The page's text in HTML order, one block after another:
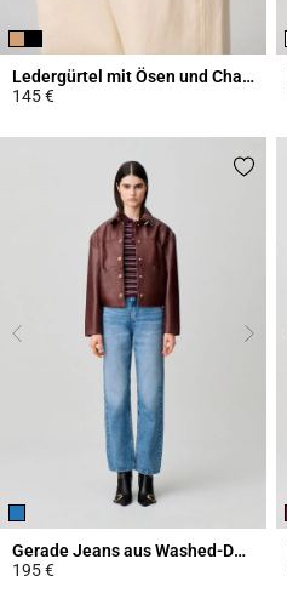
Ledergürtel mit Ösen und Charms
145 €
Gerade Jeans aus Washed-Denim
195 €